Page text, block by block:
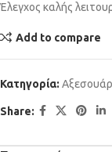
Έλεγχος καλής
Add to compare
Κατηγορία: Αξεσουάρ
Share: